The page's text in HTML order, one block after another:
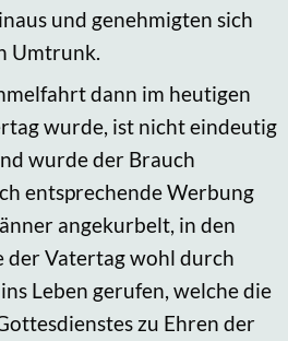
und genehmigten sich
Umtrunk.
dann im heutigen
wurde, ist nicht eindeutig
wurde der Brauch
entsprechende Werbung
angekurbelt, in den
der Vatertag wohl durch
Leben gerufen, welche die
zu Ehren der